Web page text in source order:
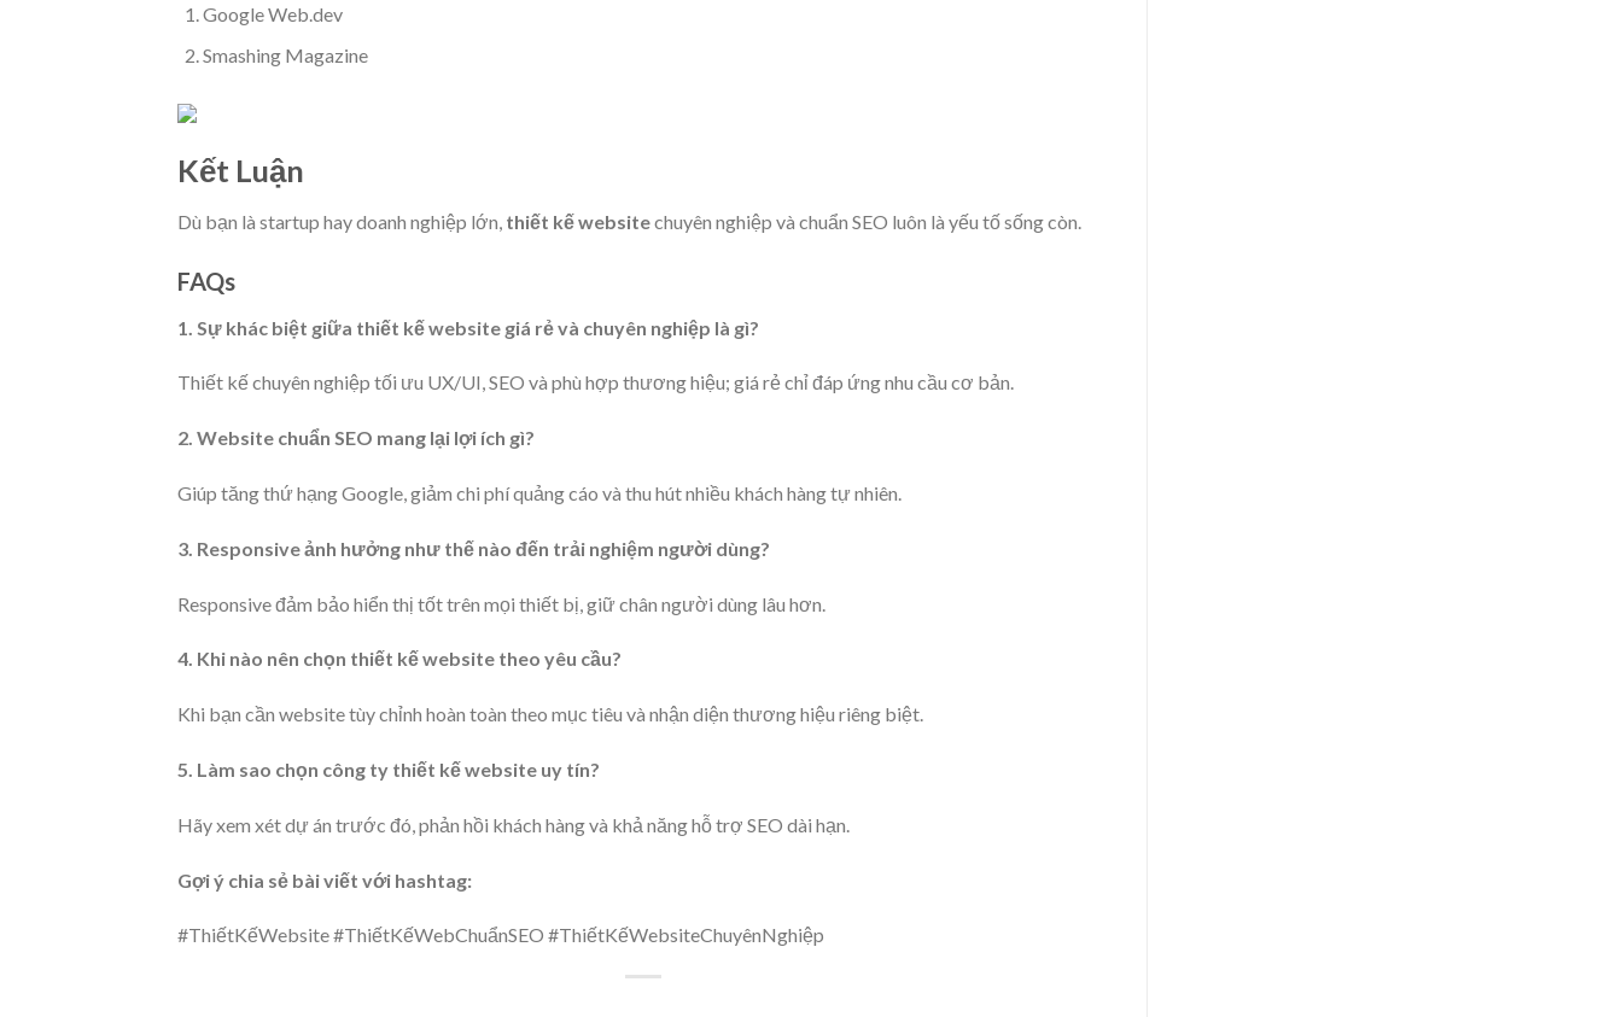
Google Web.dev
Smashing Magazine
Kết Luận
Dù bạn là startup hay doanh nghiệp lớn, thiết kế websitechuyên nghiệp và chuẩn SEO luôn là yếu tố sống còn.
FAQs
1. Sự khác biệt giữa thiết kế website giá rẻ và chuyên nghiệp là gì?
Thiết kế chuyên nghiệp tối ưu UX/UI, SEO và phù hợp thương hiệu; giá rẻ chỉ đáp ứng nhu cầu cơ bản.
2. Website chuẩn SEO mang lại lợi ích gì?
Giúp tăng thứ hạng Google, giảm chi phí quảng cáo và thu hút nhiều khách hàng tự nhiên.
3. Responsive ảnh hưởng như thế nào đến trải nghiệm người dùng?
Responsive đảm bảo hiển thị tốt trên mọi thiết bị, giữ chân người dùng lâu hơn.
4. Khi nào nên chọn thiết kế website theo yêu cầu?
Khi bạn cần website tùy chỉnh hoàn toàn theo mục tiêu và nhận diện thương hiệu riêng biệt.
5. Làm sao chọn công ty thiết kế website uy tín?
Hãy xem xét dự án trước đó, phản hồi khách hàng và khả năng hỗ trợ SEO dài hạn.
Gợi ý chia sẻ bài viết với hashtag:
#ThiếtKếWebsite #ThiếtKếWebChuẩnSEO #ThiếtKếWebsiteChuyênNghiệp